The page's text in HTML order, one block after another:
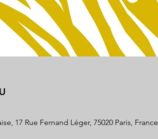
17 Rue Fernand Léger, 75020 Paris, France